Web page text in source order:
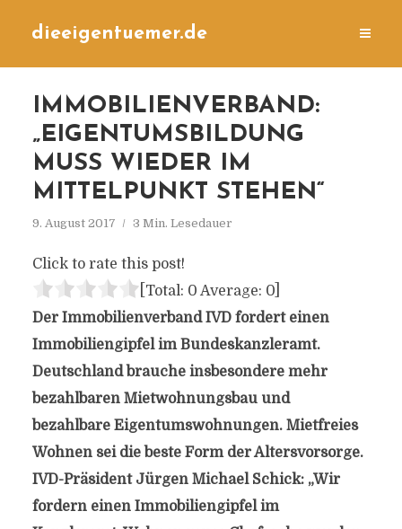
dieeigentuemer.de
IMMOBILIENVERBAND:
„EIGENTUMSBILDUNG
MUSS WIEDER IM
MITTELPUNKT STEHEN“
9. August 2017 3 Min. Lesedauer
Click to rate this post!
[Total: 0 Average: 0]
Der Immobilienverband IVD fordert einen
Immobiliengipfel im Bundeskanzleramt.
Deutschland brauche insbesondere mehr
bezahlbaren Mietwohnungsbau und
bezahlbare Eigentumswohnungen. Mietfreies
Wohnen sei die beste Form der Altersvorsorge.
IVD-Präsident Jürgen Michael Schick: „Wir
fordern einen Immobiliengipfel im